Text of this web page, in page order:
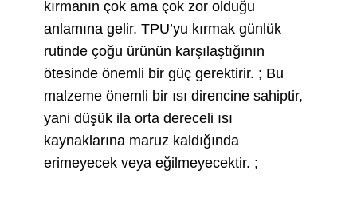
kırmanın çok ama çok zor olduğu
anlamına gelir. TPU’yu kırmak günlük
rutinde çoğu ürünün karşılaştığının
ötesinde önemli bir güç gerektirir. ; Bu
malzeme önemli bir ısı direncine sahiptir,
yani düşük ila orta dereceli ısı
kaynaklarına maruz kaldığında
erimeyecek veya eğilmeyecektir. ;